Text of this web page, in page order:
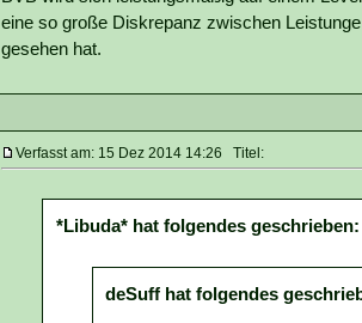
eine so große Diskrepanz zwischen
gesehen hat.
Verfasst am: 15 Dez 2014 14:26 Titel:
*Libuda* hat folgendes geschrieben:
deSuff hat folgendes